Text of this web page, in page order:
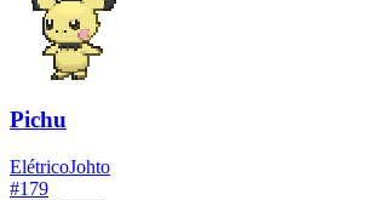
Pichu
ElétricoJohto
#179